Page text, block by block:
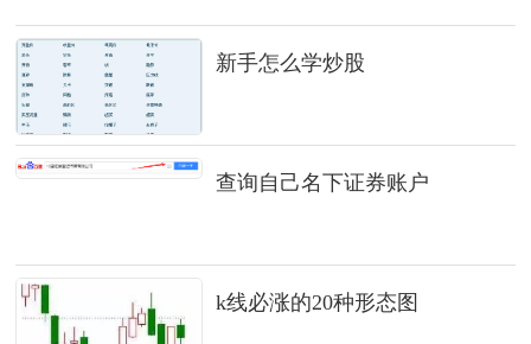
新手怎么学炒股
查询自己名下证券账户
k线必涨的20种形态图